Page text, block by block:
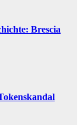
Brescia